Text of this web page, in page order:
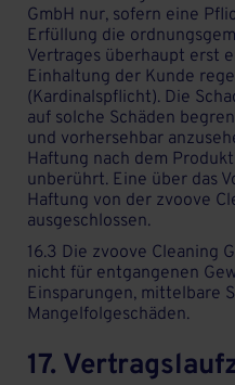
GmbH nur, sofern eine
Erfüllung die
Vertrages überhaupt erst
Einhaltung der Kunde
(Kardinalspflicht). Die
auf solche Schäden
und vorhersehbar
Haftung nach dem
unberührt. Eine über das
Haftung von der zvoove
ausgeschlossen.
16.3 Die zvoove Cleaning
nicht für entgangenen
Einsparungen, mittelbare
Mangelfolgeschäden.
17.